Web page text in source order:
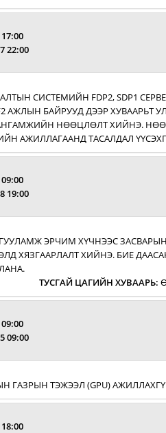
22:00
СИСТЕМИЙН FDP2, SDP1
АЖЛЫН БАЙРУУД ДЭЭР
НӨӨЦЛӨЛТ ХИЙНЭ.
АЖИЛЛАГААНД ТАСАЛДАЛ
19:00
ЭРЧИМ ХҮЧНЭЭС
ХЯЗГААРЛАЛТ ХИЙНЭ. БИЕ
ТУСГАЙ ЦАГИЙН ХУВААРЬ:
09:00
ГАЗРЫН ТЭЖЭЭЛ (GPU)